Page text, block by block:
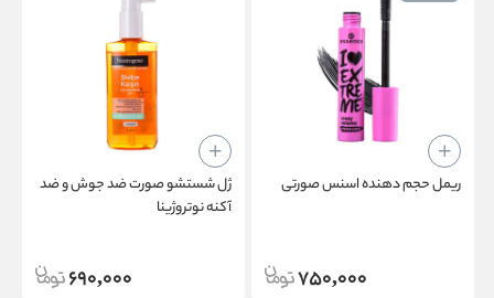
ریمل حجم دهنده اسنس صورتی
750,000
ژل‌ شستشو صورت ضد جوش و ضد
آکنه نوتروژینا
690,000